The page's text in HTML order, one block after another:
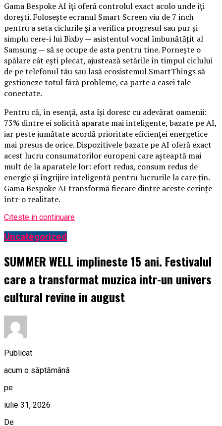
Gama Bespoke AI îți oferă controlul exact acolo unde îți
dorești. Folosește ecranul Smart Screen viu de 7 inch
pentru a seta ciclurile și a verifica progresul sau pur și
simplu cere-i lui Bixby — asistentul vocal îmbunătățit al
Samsung — să se ocupe de asta pentru tine. Pornește o
spălare cât ești plecat, ajustează setările în timpul ciclului
de pe telefonul tău sau lasă ecosistemul SmartThings să
gestioneze totul fără probleme, ca parte a casei tale
conectate.
Pentru că, în esență, asta își doresc cu adevărat oamenii:
73% dintre ei solicită aparate mai inteligente, bazate pe AI,
iar peste jumătate acordă prioritate eficienței energetice
mai presus de orice. Dispozitivele bazate pe AI oferă exact
acest lucru consumatorilor europeni care așteaptă mai
mult de la aparatele lor: efort redus, consum redus de
energie și îngrijire inteligentă pentru lucrurile la care țin.
Gama Bespoke AI transformă fiecare dintre aceste cerințe
într-o realitate.
Citeste in continuare
Uncategorized
SUMMER WELL implineste 15 ani. Festivalul
care a transformat muzica intr-un univers
cultural revine in august
Publicat
acum o săptămână
pe
iulie 31, 2026
De